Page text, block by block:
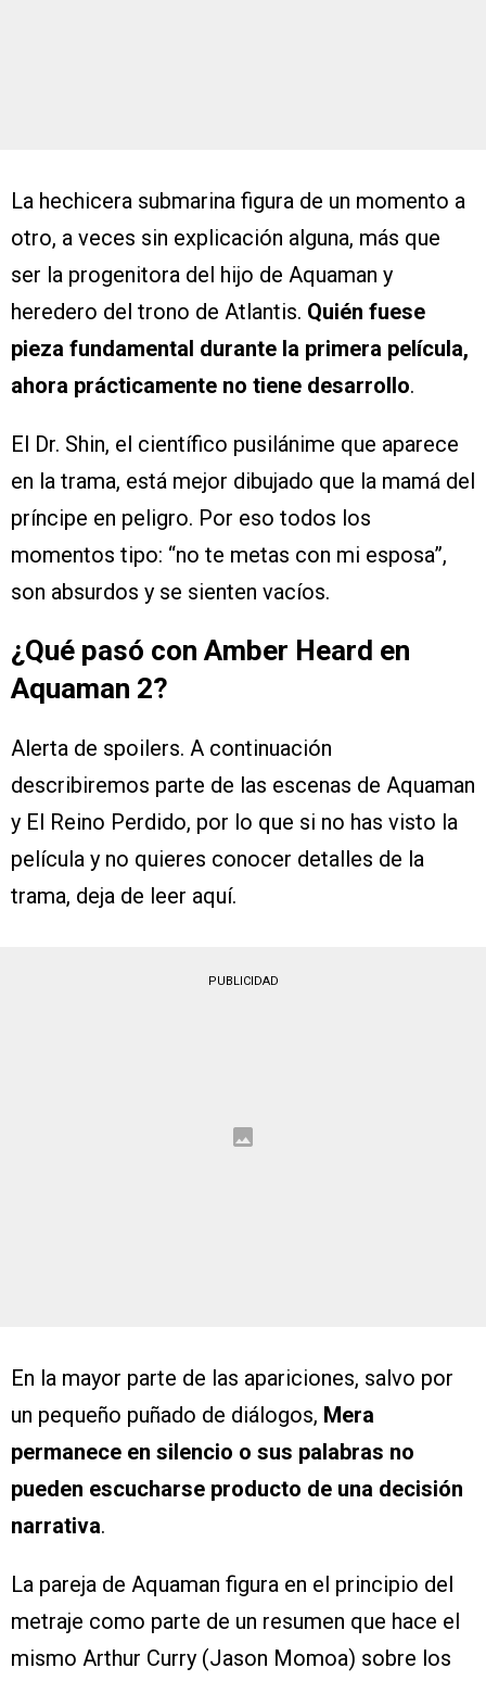
La hechicera submarina figura de un momento a
otro, a veces sin explicación alguna, más que
ser la progenitora del hijo de Aquaman y
heredero del trono de Atlantis. Quién fuese
pieza fundamental durante la primera película,
ahora prácticamente no tiene desarrollo.
El Dr. Shin, el científico pusilánime que aparece
en la trama, está mejor dibujado que la mamá del
príncipe en peligro. Por eso todos los
momentos tipo: “no te metas con mi esposa”,
son absurdos y se sienten vacíos.
¿Qué pasó con Amber Heard en
Aquaman 2?
Alerta de spoilers. A continuación
describiremos parte de las escenas de Aquaman
y El Reino Perdido, por lo que si no has visto la
película y no quieres conocer detalles de la
trama, deja de leer aquí.
PUBLICIDAD
En la mayor parte de las apariciones, salvo por
un pequeño puñado de diálogos, Mera
permanece en silencio o sus palabras no
pueden escucharse producto de una decisión
narrativa.
La pareja de Aquaman figura en el principio del
metraje como parte de un resumen que hace el
mismo Arthur Curry (Jason Momoa) sobre los